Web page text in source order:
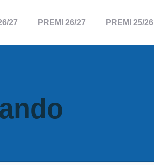
27 PREMI 26/27 PREMI 25/26